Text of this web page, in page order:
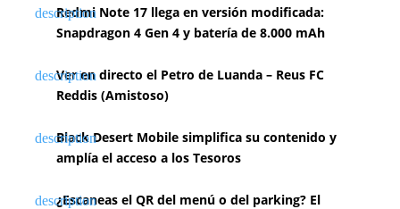
c
ó
e
Redmi Note 17 llega en versión modificada:
Snapdragon 4 Gen 4 y batería de 8.000 mAh
Ver en directo el Petro de Luanda – Reus FC
Reddis (Amistoso)
Black Desert Mobile simplifica su contenido y
amplía el acceso a los Tesoros
¿Escaneas el QR del menú o del parking? El